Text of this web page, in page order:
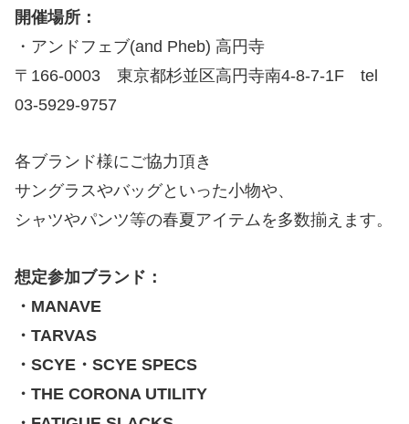
開催場所：
・アンドフェブ(and Pheb) 高円寺
〒166-0003 東京都杉並区高円寺南4-8-7-1F tel
03-5929-9757
各ブランド様にご協力頂き
サングラスやバッグといった小物や、
シャツやパンツ等の春夏アイテムを多数揃えます。
想定参加ブランド：
・MANAVE
・TARVAS
・SCYE・SCYE SPECS
・THE CORONA UTILITY